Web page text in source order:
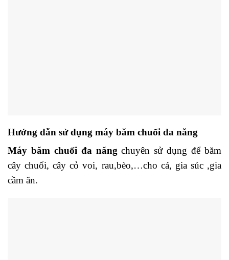
Hướng dẫn sử dụng máy băm chuối đa năng
Máy băm chuối đa năng chuyên sử dụng để băm
cây chuối, cây cỏ voi, rau,bèo,…cho cá, gia súc ,gia
cầm ăn.